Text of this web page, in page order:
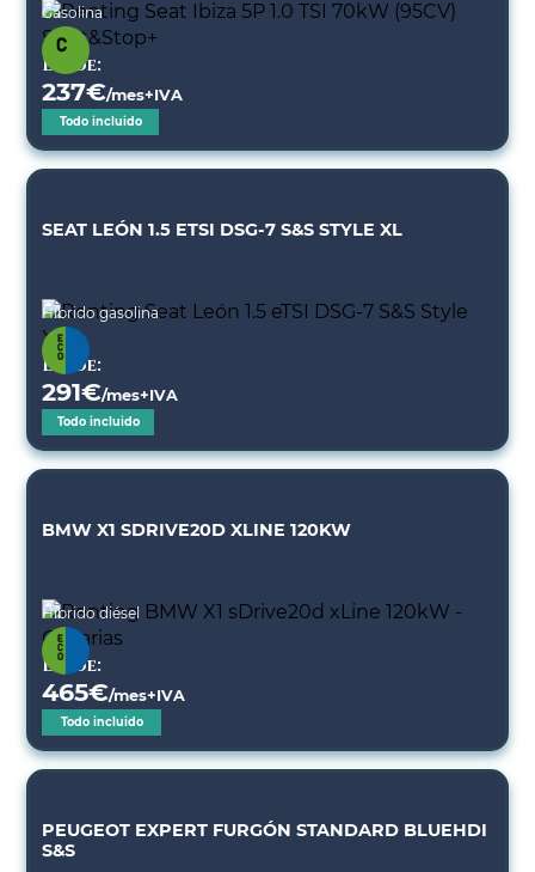
Gasolina
Desde:
237€/mes+IVA
Todo incluido
SEAT LEÓN 1.5 ETSI DSG-7 S&S STYLE XL
Híbrido gasolina
Desde:
291€/mes+IVA
Todo incluido
BMW X1 SDRIVE20D XLINE 120KW
Híbrido diésel
Desde:
465€/mes+IVA
Todo incluido
PEUGEOT EXPERT FURGÓN STANDARD BLUEHDI
S&S